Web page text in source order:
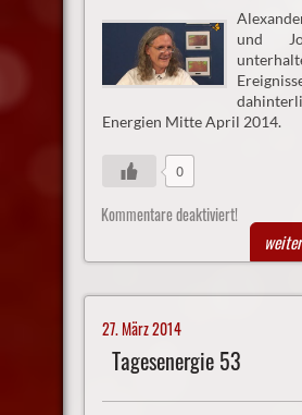
und
Energien Mitte April 2014.
0
Kommentare deaktiviert!
27. März 2014
Tagesenergie 53